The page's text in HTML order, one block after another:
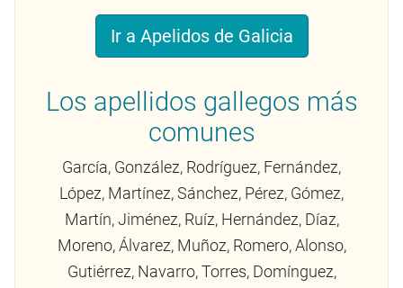
Ir a Apelidos de Galicia
Los apellidos gallegos más
comunes
García, González, Rodríguez, Fernández,
López, Martínez, Sánchez, Pérez, Gómez,
Martín, Jiménez, Ruíz, Hernández, Díaz,
Moreno, Álvarez, Muñoz, Romero, Alonso,
Gutiérrez, Navarro, Torres, Domínguez,